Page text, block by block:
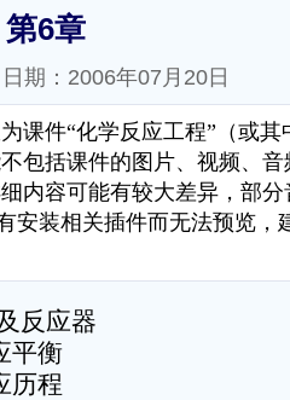
6章
日期：2006年07月20日
课件“化学反应工程”（或
包括课件的图片、视频、
内容可能有较大差异，部
安装相关插件而无法预览，
反应器
平衡
历程